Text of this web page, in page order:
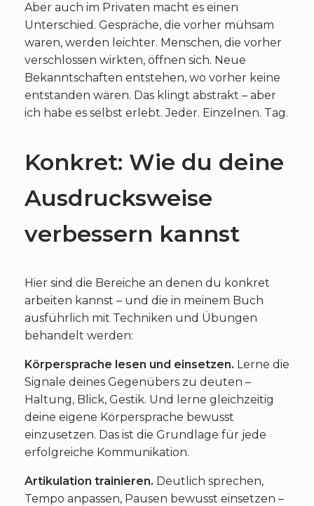
Aber auch im Privaten macht es einen
Unterschied. Gespräche, die vorher mühsam
waren, werden leichter. Menschen, die vorher
verschlossen wirkten, öffnen sich. Neue
Bekanntschaften entstehen, wo vorher keine
entstanden wären. Das klingt abstrakt – aber
ich habe es selbst erlebt. Jeder. Einzelnen. Tag.
Konkret: Wie du deine
Ausdrucksweise
verbessern kannst
Hier sind die Bereiche an denen du konkret
arbeiten kannst – und die in meinem Buch
ausführlich mit Techniken und Übungen
behandelt werden:
Körpersprache lesen und einsetzen. Lerne die
Signale deines Gegenübers zu deuten –
Haltung, Blick, Gestik. Und lerne gleichzeitig
deine eigene Körpersprache bewusst
einzusetzen. Das ist die Grundlage für jede
erfolgreiche Kommunikation.
Artikulation trainieren. Deutlich sprechen,
Tempo anpassen, Pausen bewusst einsetzen –